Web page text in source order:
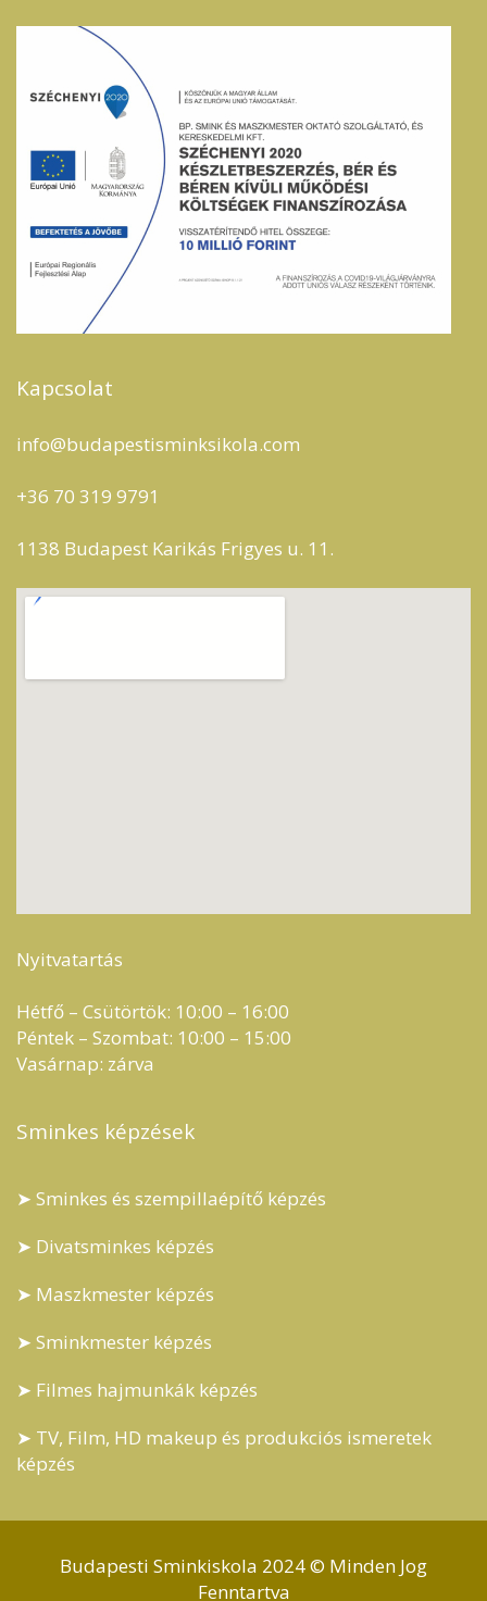
Kapcsolat
info@budapestisminksikola.com
+36 70 319 9791
1138 Budapest Karikás Frigyes u. 11.
Nyitvatartás
Hétfő – Csütörtök: 10:00 – 16:00
Péntek – Szombat: 10:00 – 15:00
Vasárnap: zárva
Sminkes képzések
➤ Sminkes és szempillaépítő képzés
➤ Divatsminkes képzés
➤ Maszkmester képzés
➤ Sminkmester képzés
➤ Filmes hajmunkák képzés
➤ TV, Film, HD makeup és produkciós ismeretek
képzés
Budapesti Sminkiskola 2024 © Minden Jog
Fenntartva